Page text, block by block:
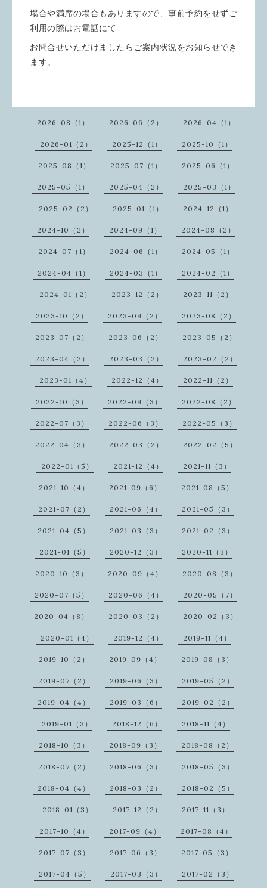
場合や満席の場合もありますので、事前予約をせずご
利用の際はお電話にて
お問合せいただけましたらご案内状況をお知らせでき
ます。
2026-08（1） 2026-06（2） 2026-04（1）
2026-01（2） 2025-12（1） 2025-10（1）
2025-08（1） 2025-07（1） 2025-06（1）
2025-05（1） 2025-04（2） 2025-03（1）
2025-02（2） 2025-01（1） 2024-12（1）
2024-10（2） 2024-09（1） 2024-08（2）
2024-07（1） 2024-06（1） 2024-05（1）
2024-04（1） 2024-03（1） 2024-02（1）
2024-01（2） 2023-12（2） 2023-11（2）
2023-10（2） 2023-09（2） 2023-08（2）
2023-07（2） 2023-06（2） 2023-05（2）
2023-04（2） 2023-03（2） 2023-02（2）
2023-01（4） 2022-12（4） 2022-11（2）
2022-10（3） 2022-09（3） 2022-08（2）
2022-07（3） 2022-06（3） 2022-05（3）
2022-04（3） 2022-03（2） 2022-02（5）
2022-01（5） 2021-12（4） 2021-11（3）
2021-10（4） 2021-09（6） 2021-08（5）
2021-07（2） 2021-06（4） 2021-05（3）
2021-04（5） 2021-03（3） 2021-02（3）
2021-01（5） 2020-12（3） 2020-11（3）
2020-10（3） 2020-09（4） 2020-08（3）
2020-07（5） 2020-06（4） 2020-05（7）
2020-04（8） 2020-03（2） 2020-02（3）
2020-01（4） 2019-12（4） 2019-11（4）
2019-10（2） 2019-09（4） 2019-08（3）
2019-07（2） 2019-06（3） 2019-05（2）
2019-04（4） 2019-03（6） 2019-02（2）
2019-01（3） 2018-12（6） 2018-11（4）
2018-10（3） 2018-09（3） 2018-08（2）
2018-07（2） 2018-06（3） 2018-05（3）
2018-04（4） 2018-03（2） 2018-02（5）
2018-01（3） 2017-12（2） 2017-11（3）
2017-10（4） 2017-09（4） 2017-08（4）
2017-07（3） 2017-06（3） 2017-05（3）
2017-04（5） 2017-03（3） 2017-02（3）